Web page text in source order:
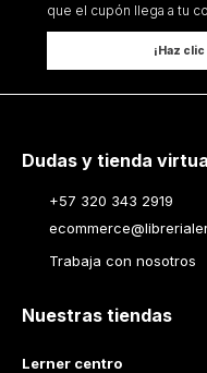
que el cupón llega a tu
¡Haz
Dudas y tienda
+57 320 343 2919
Trabaja con nosotros
Nuestras tiendas
Lerner centro